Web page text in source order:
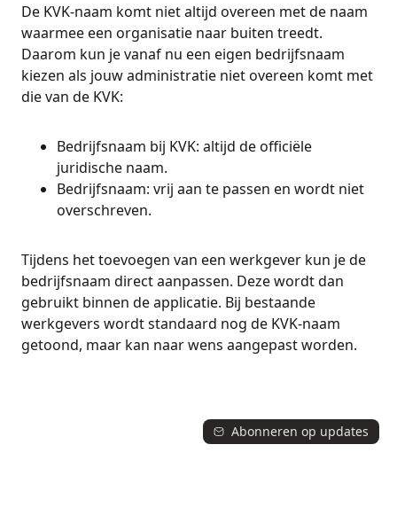
De KVK-naam komt niet altijd overeen met de naam
waarmee een organisatie naar buiten treedt.
Daarom kun je vanaf nu een eigen bedrijfsnaam
kiezen als jouw administratie niet overeen komt met
die van de KVK:
Bedrijfsnaam bij KVK: altijd de officiële
juridische naam.
Bedrijfsnaam: vrij aan te passen en wordt niet
overschreven.
Tijdens het toevoegen van een werkgever kun je de
bedrijfsnaam direct aanpassen. Deze wordt dan
gebruikt binnen de applicatie. Bij bestaande
werkgevers wordt standaard nog de KVK-naam
getoond, maar kan naar wens aangepast worden.
Abonneren op updates